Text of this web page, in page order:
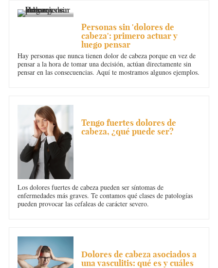
Personas sin 'dolores de
cabeza': primero actuar y
luego pensar
Hay personas que nunca tienen dolor de cabeza porque en vez de
pensar a la hora de tomar una decisión, actúan directamente sin
pensar en las consecuencias. Aquí te mostramos algunos ejemplos.
Tengo fuertes dolores de
cabeza, ¿qué puede ser?
Los dolores fuertes de cabeza pueden ser síntomas de
enfermedades más graves. Te contamos qué clases de patologías
pueden provocar las cefaleas de carácter severo.
Dolores de cabeza asociados a
una vasculitis: qué es y cuáles